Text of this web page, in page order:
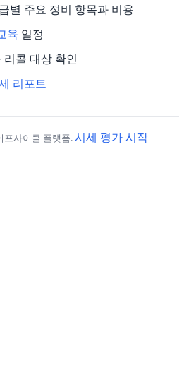
별 주요 정비 항목과 비용
육 일정
콜 대상 확인
리포트
프사이클 플랫폼.시세 평가 시작